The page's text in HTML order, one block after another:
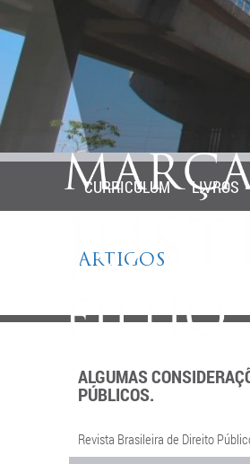
CURRICULUM LIVROS
ARTIGOS
ALGUMAS
PÚBLICOS.
Revista Brasileira de Direito